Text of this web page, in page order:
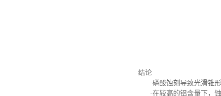
结论
·磷酸蚀刻导致光滑锥
·在较高的铝含量下，